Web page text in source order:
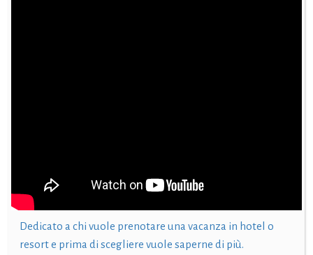
Dedicato a chi vuole prenotare una vacanza in hotel o
resort e prima di scegliere vuole saperne di più.